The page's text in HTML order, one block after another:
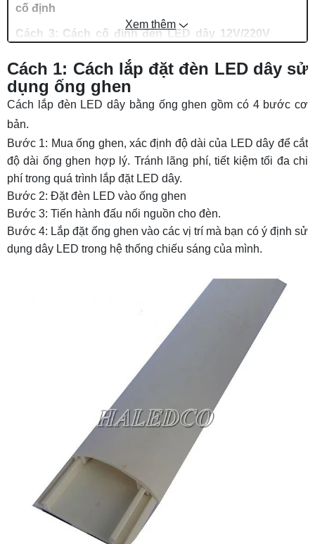
cố định
Cách 3: Cách cố định đèn LED dây 12V/220V
Cách 4: Cách lắp đèn LED dây 12V - Cách đấu,
cách nối chuẩn LED dây 12V kỹ thuật
4.2 Cách đấu đèn LED dây 12V
4.3 Khi nào cần nối đèn LED dây?
4.4 Lưu ý khi đấu nối đèn LED dây 12V
4.5 Cách chọn nguồn phù hợp khi lắp đèn LED
dây 12V
Cách 6: Cách nối 2 đoạn LED dây bị đứt hoặc
Cách 7: Cách đấu nối LED dây 220V vào cục
Cách 8: Cách đấu nối LED dây 12V / 5V vào
Cách 9: Cách nối dây đèn LED đom đóm bị đứt
Chuẩn bị dụng cụ
Các bước thực hiện nối dây
Cách 10: Cách nối dây đèn LED nháy
Các bước đấu nối chuẩn kỹ thuật
Những lưu ý quan trọng khi thực hiện
Xem thêm
Cách 1: Cách lắp đặt đèn LED dây sử
dụng ống ghen
Cách lắp đèn LED dây bằng ống ghen gồm có 4 bước cơ
bản.
Bước 1: Mua ống ghen, xác định độ dài của LED dây để cắt
độ dài ống ghen hợp lý. Tránh lãng phí, tiết kiệm tối đa chi
phí trong quá trình lắp đặt LED dây.
Bước 2: Đặt đèn LED vào ống ghen
Bước 3: Tiến hành đấu nối nguồn cho đèn.
Bước 4: Lắp đặt ống ghen vào các vị trí mà bạn có ý định sử
dụng dây LED trong hệ thống chiếu sáng của mình.